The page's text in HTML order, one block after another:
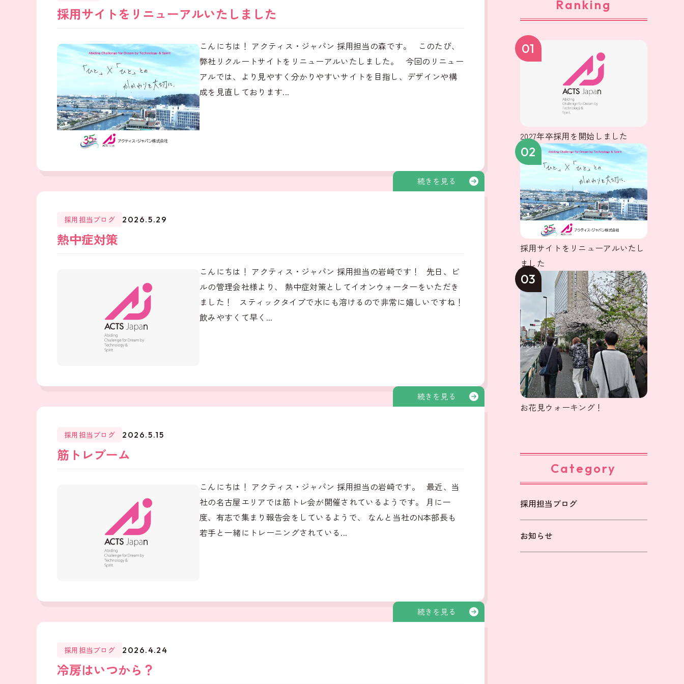
採用サイトをリニューアルいたしました
こんにちは！ アクティス・ジャパン 採用担当の森です。 このたび、
弊社リクルートサイトをリニューアルいたしました。 今回のリニュー
アルでは、より見やすく分かりやすいサイトを目指し、デザインや構
成を見直しております...
続きを見る
採用担当ブログ 2026.5.29
熱中症対策
こんにちは！ アクティス・ジャパン 採用担当の岩崎です！ 先日、ビ
ルの管理会社様より、 熱中症対策としてイオンウォーターをいただき
ました！ スティックタイプで水にも溶けるので非常に嬉しいですね！
飲みやすくて早く...
続きを見る
採用担当ブログ 2026.5.15
筋トレブーム
こんにちは！ アクティス・ジャパン 採用担当の岩崎です。 最近、当
社の名古屋エリアでは筋トレ会が開催されているようです。 月に一
度、有志で集まり報告会をしているようで、 なんと当社のN本部長も
若手と一緒にトレーニングされている...
続きを見る
採用担当ブログ 2026.4.24
冷房はいつから？
Ranking
01
2027年卒採用を開始しました
02
採用サイトをリニューアルいたし
ました
03
お花見ウォーキング！
Category
採用担当ブログ
お知らせ